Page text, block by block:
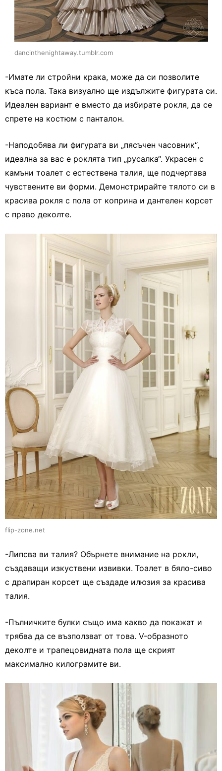
dancinthenightaway.tumblr.com
-Имате ли стройни крака, може да си позволите
къса пола. Така визуално ще издължите фигурата си.
Идеален вариант е вместо да избирате рокля, да се
спрете на костюм с панталон.
-Наподобява ли фигурата ви „пясъчен часовник“,
идеална за вас е роклята тип „русалка“. Украсен с
камъни тоалет с естествена талия, ще подчертава
чувствените ви форми. Демонстрирайте тялото си в
красива рокля с пола от коприна и дантелен корсет
с право деколте.
flip-zone.net
-Липсва ви талия? Обърнете внимание на рокли,
създаващи изкуствени извивки. Тоалет в бяло-сиво
с драпиран корсет ще създаде илюзия за красива
талия.
-Пълничките булки също има какво да покажат и
трябва да се възползват от това. V-образното
деколте и трапецовидната пола ще скрият
максимално килограмите ви.